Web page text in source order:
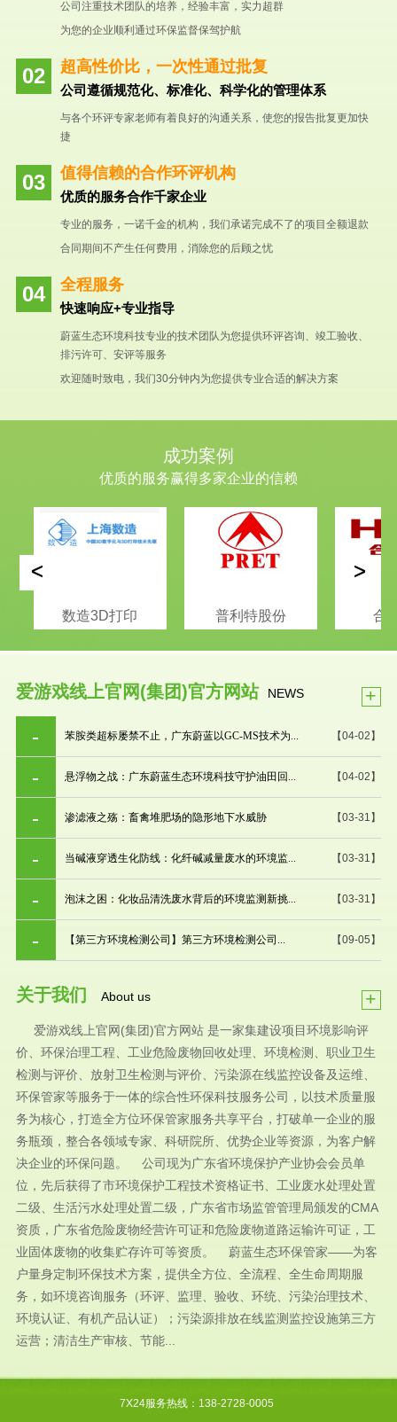
公司注重技术团队的培养，经验丰富，实力超群
为您的企业顺利通过环保监督保驾护航
超高性价比，一次性通过批复
公司遵循规范化、标准化、科学化的管理体系
与各个环评专家老师有着良好的沟通关系，使您的报告批复更加快
捷
值得信赖的合作环评机构
优质的服务合作千家企业
专业的服务，一诺千金的机构，我们承诺完成不了的项目全额退款
合同期间不产生任何费用，消除您的后顾之忧
全程服务
快速响应+专业指导
蔚蓝生态环境科技专业的技术团队为您提供环评咨询、竣工验收、
排污许可、安评等服务
欢迎随时致电，我们30分钟内为您提供专业合适的解决方案
成功案例
优质的服务赢得多家企业的信赖
数造3D打印 普利特股份 合
< >
爱游戏线上官网(集团)官方网站 NEWS +
【04-02】
苯胺类超标屡禁不止，广东蔚蓝以GC-MS技术为...
【04-02】
悬浮物之战：广东蔚蓝生态环境科技守护油田回...
【03-31】
渗滤液之殇：畜禽堆肥场的隐形地下水威胁
【03-31】
当碱液穿透生化防线：化纤碱减量废水的环境监...
【03-31】
泡沫之困：化妆品清洗废水背后的环境监测新挑...
【09-05】
【第三方环境检测公司】第三方环境检测公司...
关于我们 About us +
爱游戏线上官网(集团)官方网站 是一家集建设项目环境影响评
价、环保治理工程、工业危险废物回收处理、环境检测、职业卫生
检测与评价、放射卫生检测与评价、污染源在线监控设备及运维、
环保管家等服务于一体的综合性环保科技服务公司，以技术质量服
务为核心，打造全方位环保管家服务共享平台，打破单一企业的服
务瓶颈，整合各领域专家、科研院所、优势企业等资源，为客户解
决企业的环保问题。 公司现为广东省环境保护产业协会会员单
位，先后获得了市环境保护工程技术资格证书、工业废水处理处置
二级、生活污水处理处置二级，广东省市场监管管理局颁发的CMA
资质，广东省危险废物经营许可证和危险废物道路运输许可证，工
业固体废物的收集贮存许可等资质。 蔚蓝生态环保管家——为客
户量身定制环保技术方案，提供全方位、全流程、全生命周期服
务，如环境咨询服务（环评、监理、验收、环统、污染治理技术、
环境认证、有机产品认证）；污染源排放在线监测监控设施第三方
运营；清洁生产审核、节能...
7X24服务热线：138-2728-0005